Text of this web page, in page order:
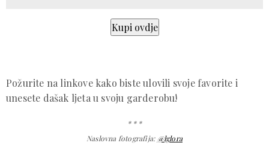
Požurite na linkove kako biste ulovili svoje favorite i
unesete dašak ljeta u svoju garderobu!
* * *
Naslovna fotografija: @lglora